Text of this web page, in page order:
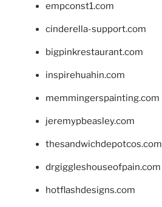
empconst1.com
cinderella-support.com
bigpinkrestaurant.com
inspirehuahin.com
memmingerspainting.com
jeremypbeasley.com
thesandwichdepotcos.com
drgiggleshouseofpain.com
hotflashdesigns.com